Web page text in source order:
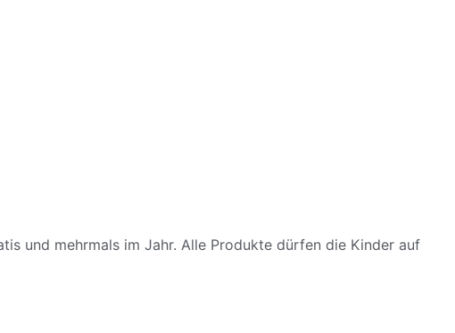
und mehrmals im Jahr. Alle Produkte dürfen die Kinder auf